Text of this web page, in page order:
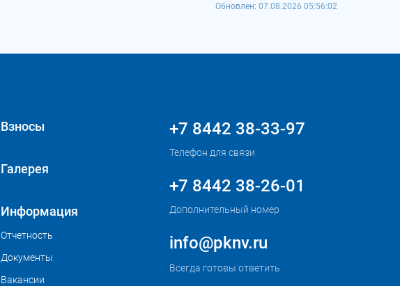
Обновлен: 07.08.2026 05:56:02
Взносы
Галерея
Информация
Отчетность
Документы
Вакансии
+7 8442 38-33-97
Телефон для связи
+7 8442 38-26-01
Дополнительный номер
info@pknv.ru
Всегда готовы ответить